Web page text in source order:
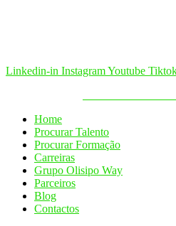
Linkedin-in InstagramYoutube
Home
Procurar Talento
Procurar Formação
Carreiras
Grupo Olisipo Way
Parceiros
Blog
Contactos